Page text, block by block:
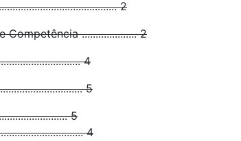
2
.................... 2
4
5
5
4